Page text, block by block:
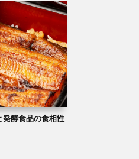
発酵食品の食相性